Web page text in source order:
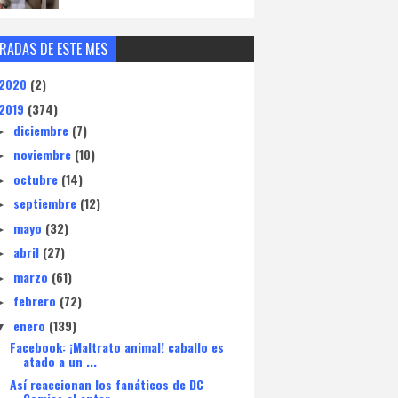
DE ESTE MES
2020 (2)
2019 (374)
diciembre (7)
noviembre (10)
octubre (14)
septiembre (12)
mayo (32)
abril (27)
marzo (61)
febrero (72)
enero (139)
Facebook: ¡Maltrato animal! caballo es
atado a un ...
Así reaccionan los fanáticos de DC